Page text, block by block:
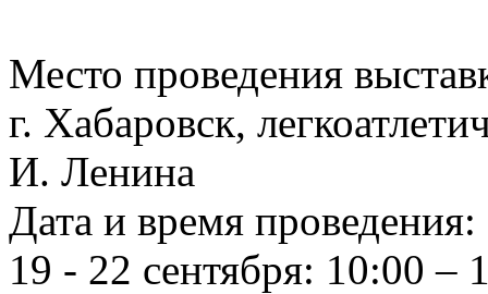
Место проведения
г. Хабаровск,
И. Ленина
Дата и время проведения:
19 - 22 сентября: 10:00 –